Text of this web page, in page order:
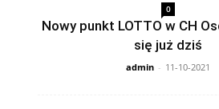
0
Nowy punkt LOTTO w CH
się już dziś
admin - 11-10-2021